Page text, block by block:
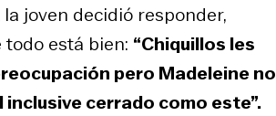
joven decidió responder,
está bien: “Chiquillos les
pero Madeleine no
inclusive cerrado como este”.